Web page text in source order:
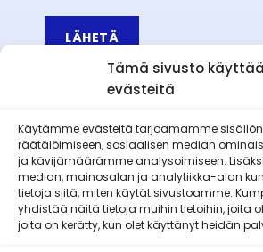
Tämä sivusto käyttää
evästeitä
Käytämme evästeitä tarjoamamme
räätälöimiseen, sosiaalisen median
ja kävijämäärämme analysoimiseen.
median, mainosalan ja analytiikka-alan
tietoja siitä, miten käytät sivustoamme.
yhdistää näitä tietoja muihin tietoihin, joita
joita on kerätty, kun olet käyttänyt heidän
LÄHETÄ
Äetsän Reserviläiset ry